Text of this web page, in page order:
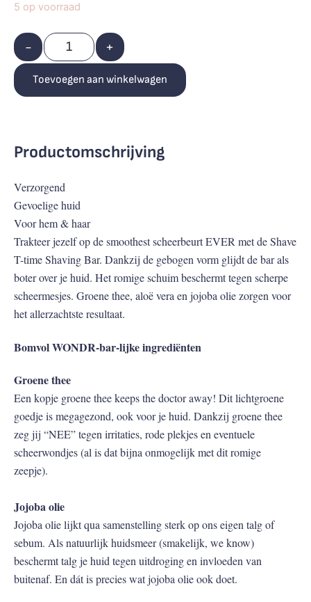
5 op voorraad
- +
Toevoegen aan winkelwagen
Productomschrijving
Verzorgend
Gevoelige huid
Voor hem & haar
Trakteer jezelf op de smoothest scheerbeurt EVER met de Shave
T-time Shaving Bar. Dankzij de gebogen vorm glijdt de bar als
boter over je huid. Het romige schuim beschermt tegen scherpe
scheermesjes. Groene thee, aloë vera en jojoba olie zorgen voor
het allerzachtste resultaat.
Bomvol WONDR-bar-lijke ingrediënten
Groene thee
Een kopje groene thee keeps the doctor away! Dit lichtgroene
goedje is megagezond, ook voor je huid. Dankzij groene thee
zeg jij “NEE” tegen irritaties, rode plekjes en eventuele
scheerwondjes (al is dat bijna onmogelijk met dit romige
zeepje).
Jojoba olie
Jojoba olie lijkt qua samenstelling sterk op ons eigen talg of
sebum. Als natuurlijk huidsmeer (smakelijk, we know)
beschermt talg je huid tegen uitdroging en invloeden van
buitenaf. En dát is precies wat jojoba olie ook doet.